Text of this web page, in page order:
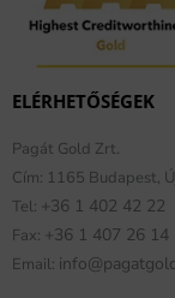
ELÉRHETŐSÉGEK
Pagát Gold Zrt.
Cím: 1165 Budapest,
Tel: +36 1 402 42 22
Fax: +36 1 407 26 14
Email: